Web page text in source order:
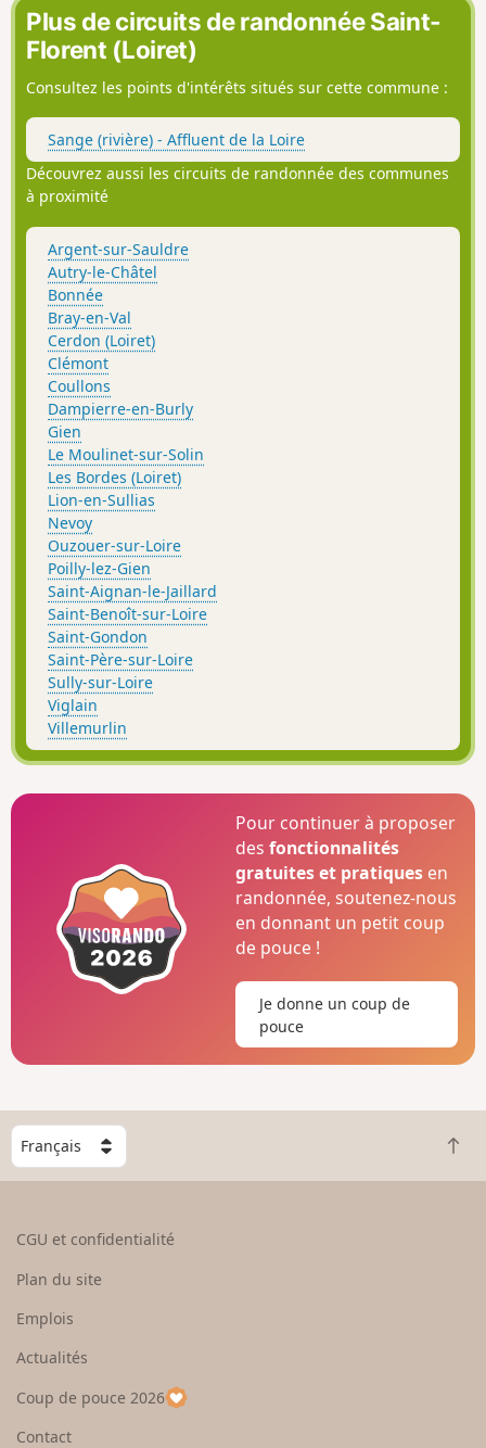
Plus de circuits de randonnée Saint-
Florent (Loiret)
Consultez les points d'intérêts situés sur cette commune :
Sange (rivière) - Affluent de la Loire
Découvrez aussi les circuits de randonnée des communes
à proximité
Argent-sur-Sauldre
Autry-le-Châtel
Bonnée
Bray-en-Val
Cerdon (Loiret)
Clémont
Coullons
Dampierre-en-Burly
Gien
Le Moulinet-sur-Solin
Les Bordes (Loiret)
Lion-en-Sullias
Nevoy
Ouzouer-sur-Loire
Poilly-lez-Gien
Saint-Aignan-le-Jaillard
Saint-Benoît-sur-Loire
Saint-Gondon
Saint-Père-sur-Loire
Sully-sur-Loire
Viglain
Villemurlin
Pour continuer à proposer
desfonctionnalités
gratuites et pratiques en
randonnée, soutenez-nous
en donnant un petit coup
de pouce !
Je donne un coup de
pouce
C
h
o
e
u
p
a
R
e
CGU et confidentialité
Plan du site
Emplois
Actualités
Coup de pouce 2026
Contact